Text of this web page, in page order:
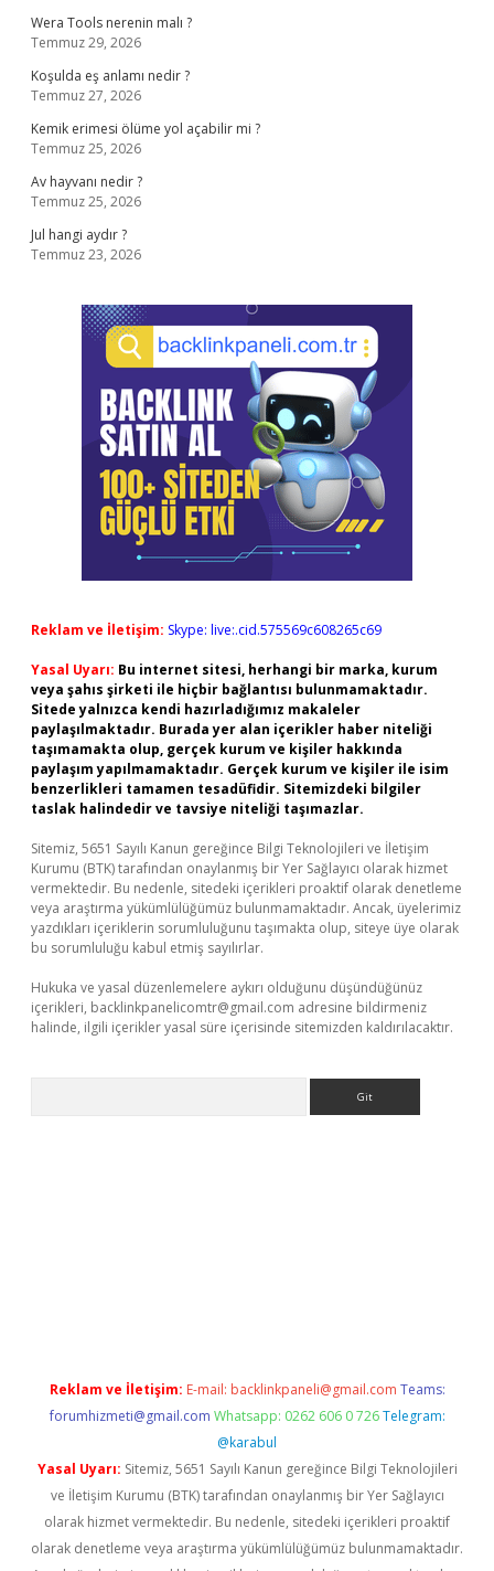
Wera Tools nerenin malı ?
Temmuz 29, 2026
Koşulda eş anlamı nedir ?
Temmuz 27, 2026
Kemik erimesi ölüme yol açabilir mi ?
Temmuz 25, 2026
Av hayvanı nedir ?
Temmuz 25, 2026
Jul hangi aydır ?
Temmuz 23, 2026
Reklam ve İletişim: Skype: live:.cid.575569c608265c69
Yasal Uyarı: Bu internet sitesi, herhangi bir marka, kurum
veya şahıs şirketi ile hiçbir bağlantısı bulunmamaktadır.
Sitede yalnızca kendi hazırladığımız makaleler
paylaşılmaktadır. Burada yer alan içerikler haber niteliği
taşımamakta olup, gerçek kurum ve kişiler hakkında
paylaşım yapılmamaktadır. Gerçek kurum ve kişiler ile isim
benzerlikleri tamamen tesadüfidir. Sitemizdeki bilgiler
taslak halindedir ve tavsiye niteliği taşımazlar.
Sitemiz, 5651 Sayılı Kanun gereğince Bilgi Teknolojileri ve İletişim
Kurumu (BTK) tarafından onaylanmış bir Yer Sağlayıcı olarak hizmet
vermektedir. Bu nedenle, sitedeki içerikleri proaktif olarak denetleme
veya araştırma yükümlülüğümüz bulunmamaktadır. Ancak, üyelerimiz
yazdıkları içeriklerin sorumluluğunu taşımakta olup, siteye üye olarak
bu sorumluluğu kabul etmiş sayılırlar.
Hukuka ve yasal düzenlemelere aykırı olduğunu düşündüğünüz
içerikleri, backlinkpanelicomtr@gmail.com adresine bildirmeniz
halinde, ilgili içerikler yasal süre içerisinde sitemizden kaldırılacaktır.
Reklam ve İletişim: E-mail: backlinkpaneli@gmail.com Teams:
forumhizmeti@gmail.com Whatsapp: 0262 606 0 726 Telegram:
@karabul
Yasal Uyarı: Sitemiz, 5651 Sayılı Kanun gereğince Bilgi Teknolojileri
ve İletişim Kurumu (BTK) tarafından onaylanmış bir Yer Sağlayıcı
olarak hizmet vermektedir. Bu nedenle, sitedeki içerikleri proaktif
olarak denetleme veya araştırma yükümlülüğümüz bulunmamaktadır.